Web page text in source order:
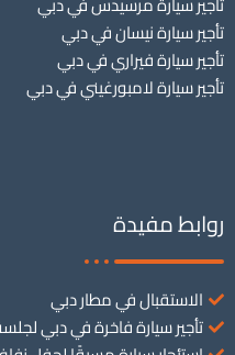
تأجير سيارة نيسان في دبي
تأجير سيارة فيراري في دبي
تأجير سيارة لامبورغيني في دبي
روابط مفيدة
الاستقبال في مطار دبي
تأجير سيارة فاخرة في دبي